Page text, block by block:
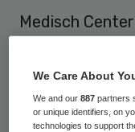
Medisch
Huissen, is op
verklaard. Dat
Gelderlander.
We Care About
We and our887 partners
or unique identifiers, on
technologies to support